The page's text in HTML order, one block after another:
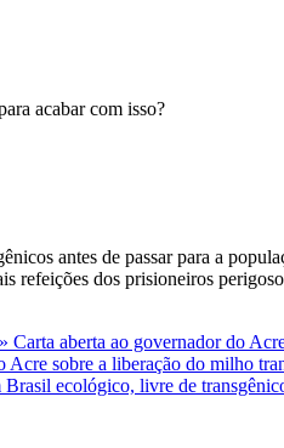
acabar com isso?
antes de passar para a
refeições dos prisioneiros
Carta aberta ao governador do
Acre sobre a liberação do milho
ecológico, livre de